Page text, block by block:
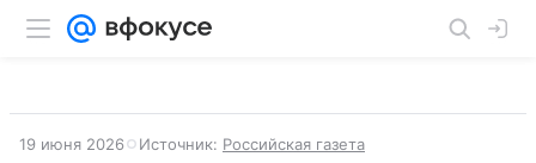
19 июня 2026 Источник: Российская газета